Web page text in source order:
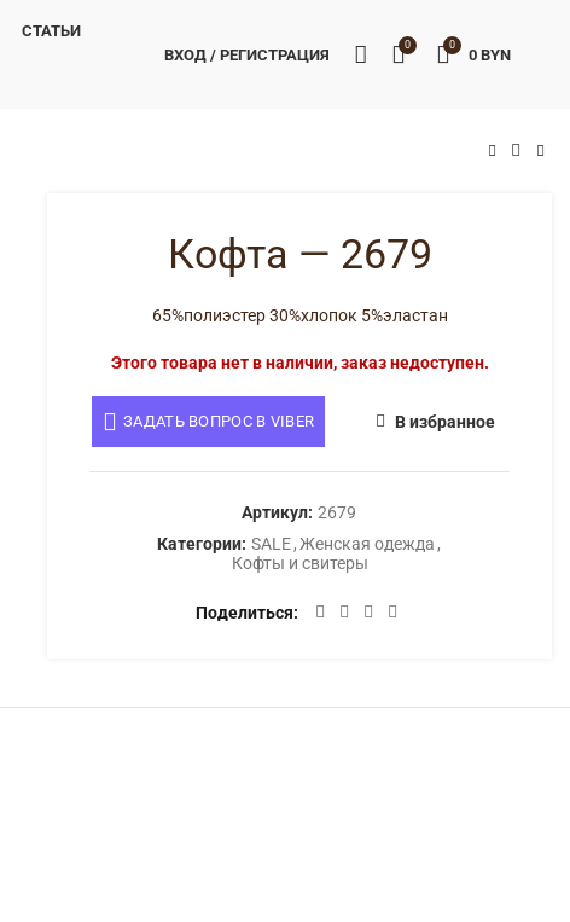
СТАТЬИ
ВХОД / РЕГИСТРАЦИЯ
0 0
0BYN
Кофта — 2679
65%полиэстер 30%хлопок 5%эластан
Этого товара нет в наличии, заказ недоступен.
ЗАДАТЬ ВОПРОС В VIBER В избранное
Артикул: 2679
Категории: SALE,Женская одежда ,
Кофты и свитеры
Поделиться